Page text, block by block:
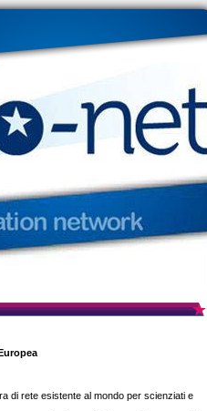
di rete esistente al mondo per scienziati e